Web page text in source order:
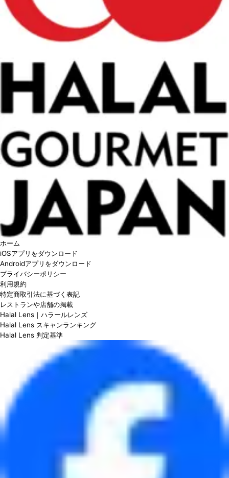
ホーム
iOSアプリをダウンロード
Androidアプリをダウンロード
プライバシーポリシー
利用規約
特定商取引法に基づく表記
レストランや店舗の掲載
Halal Lens｜ハラールレンズ
Halal Lens スキャンランキング
Halal Lens 判定基準